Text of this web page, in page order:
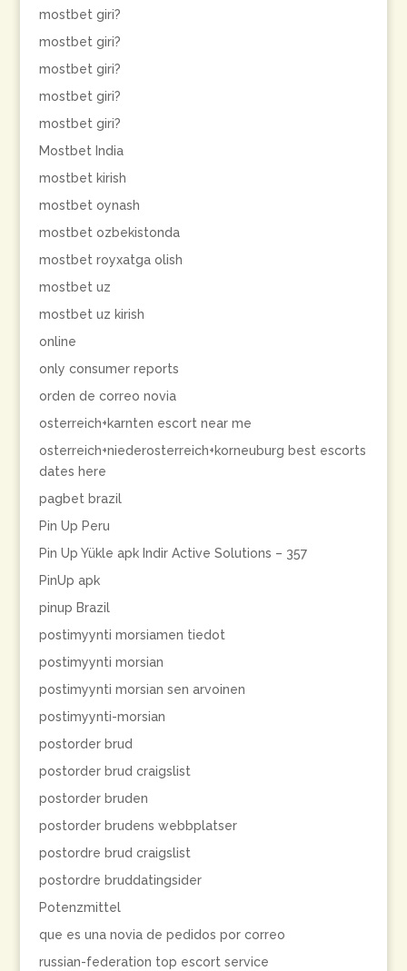
mostbet giri?
mostbet giri?
mostbet giri?
mostbet giri?
mostbet giri?
Mostbet India
mostbet kirish
mostbet oynash
mostbet ozbekistonda
mostbet royxatga olish
mostbet uz
mostbet uz kirish
online
only consumer reports
orden de correo novia
osterreich+karnten escort near me
osterreich+niederosterreich+korneuburg best escorts
dates here
pagbet brazil
Pin Up Peru
Pin Up Yükle apk Indir Active Solutions – 357
PinUp apk
pinup Brazil
postimyynti morsiamen tiedot
postimyynti morsian
postimyynti morsian sen arvoinen
postimyynti-morsian
postorder brud
postorder brud craigslist
postorder bruden
postorder brudens webbplatser
postordre brud craigslist
postordre bruddatingsider
Potenzmittel
que es una novia de pedidos por correo
russian-federation top escort service